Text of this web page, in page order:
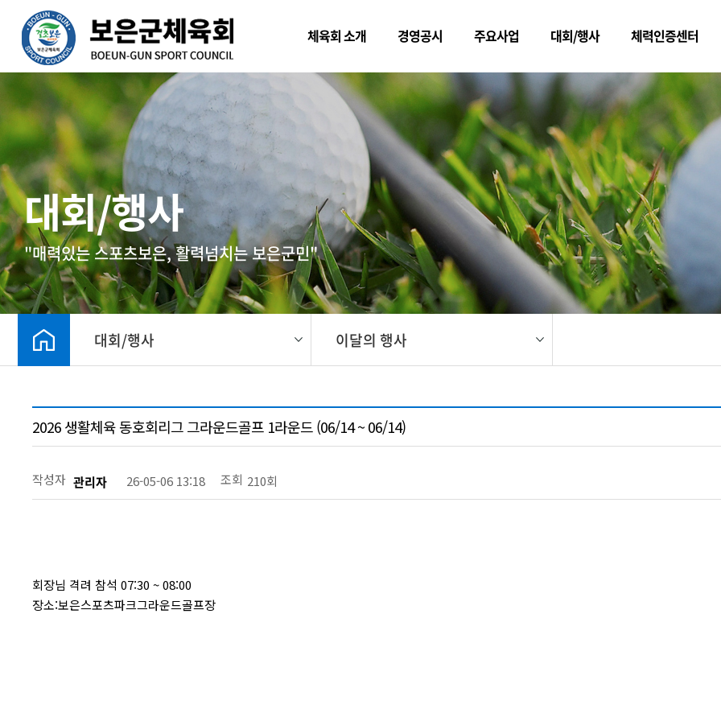
본문 바로가기
체육회 소개 경영공시 주요사업 대회/행사 체력인증센터
메뉴
대회/행사
"매력있는 스포츠보은, 활력넘치는 보은군민"
대회/행사 이달의 행사
2026 생활체육 동호회리그 그라운드골프 1라운드 (06/14 ~ 06/14)
작성자 관리자 26-05-06 13:18 조회 210회
회장님 격려 참석 07:30 ~ 08:00
장소:보은스포츠파크그라운드골프장